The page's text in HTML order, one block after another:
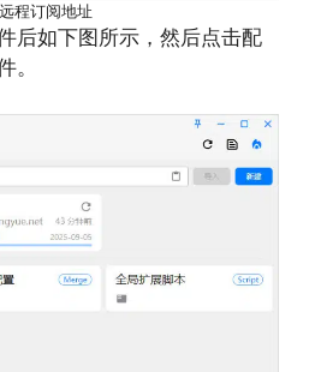
远程订阅地址
后如下图所示，然后点击配
。